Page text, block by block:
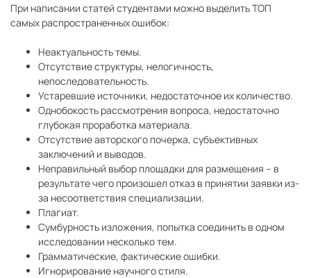
При написании статей студентами можно выделить ТОП
самых распространенных ошибок:
Неактуальность темы.
Отсутствие структуры, нелогичность,
непоследовательность.
Устаревшие источники, недостаточное их количество.
Однобокость рассмотрения вопроса, недостаточно
глубокая проработка материала.
Отсутствие авторского почерка, субъективных
заключений и выводов.
Неправильный выбор площадки для размещения – в
результате чего произошел отказ в принятии заявки из-
за несоответствия специализации.
Плагиат.
Сумбурность изложения, попытка соединить в одном
исследовании несколько тем.
Грамматические, фактические ошибки.
Игнорирование научного стиля.